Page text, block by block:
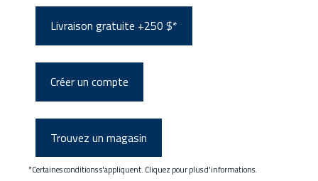
Livraison gratuite +250 $*
Créer un compte
Trouvez un magasin
*Certaines conditions s'appliquent. Cliquez pour plus d'informations.